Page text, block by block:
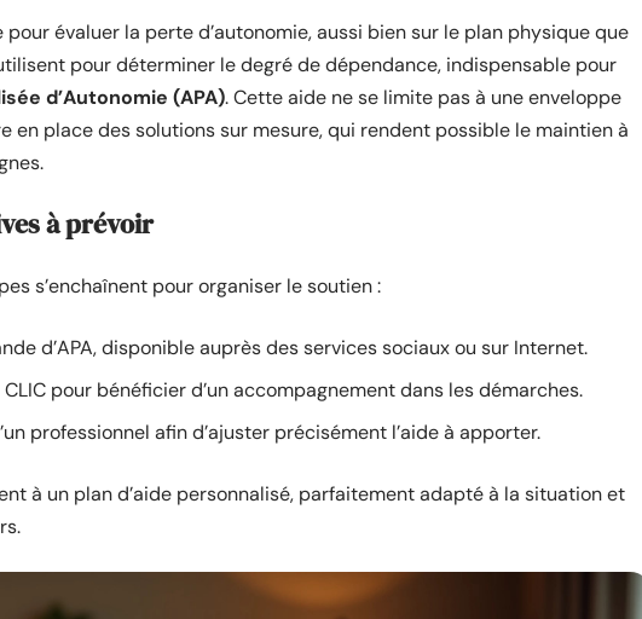
évaluer la perte d’autonomie, aussi bien sur le plan physique que
pour déterminer le degré de dépendance, indispensable pour
d’Autonomie (APA). Cette aide ne se limite pas à une enveloppe
en place des solutions sur mesure, qui rendent possible le maintien à
à prévoir
s’enchaînent pour organiser le soutien :
d’APA, disponible auprès des services sociaux ou sur Internet.
pour bénéficier d’un accompagnement dans les démarches.
professionnel afin d’ajuster précisément l’aide à apporter.
à un plan d’aide personnalisé, parfaitement adapté à la situation et